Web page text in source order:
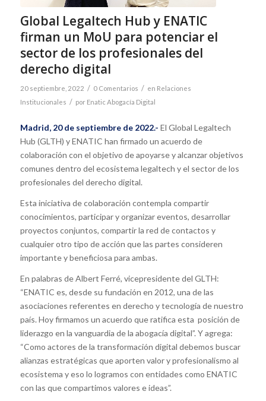
Global Legaltech Hub y ENATIC
firman un MoU para potenciar el
sector de los profesionales del
derecho digital
20 septiembre, 2022 / 0 Comentarios / en Relaciones
Institucionales / por Enatic Abogacía Digital
Madrid, 20 de septiembre de 2022.- El Global Legaltech
Hub (GLTH) y ENATIC han firmado un acuerdo de
colaboración con el objetivo de apoyarse y alcanzar objetivos
comunes dentro del ecosistema legaltech y el sector de los
profesionales del derecho digital.
Esta iniciativa de colaboración contempla compartir
conocimientos, participar y organizar eventos, desarrollar
proyectos conjuntos, compartir la red de contactos y
cualquier otro tipo de acción que las partes consideren
importante y beneficiosa para ambas.
En palabras de Albert Ferré, vicepresidente del GLTH:
“ENATIC es, desde su fundación en 2012, una de las
asociaciones referentes en derecho y tecnología de nuestro
país. Hoy firmamos un acuerdo que ratifica esta posición de
liderazgo en la vanguardia de la abogacía digital”. Y agrega:
“Como actores de la transformación digital debemos buscar
alianzas estratégicas que aporten valor y profesionalismo al
ecosistema y eso lo logramos con entidades como ENATIC
con las que compartimos valores e ideas”.